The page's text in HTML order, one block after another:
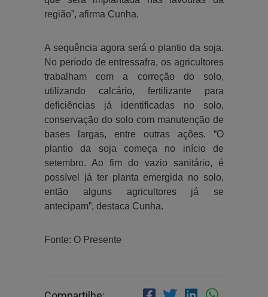
região”, afirma Cunha.
A sequência agora será o plantio da soja.
No período de entressafra, os agricultores
trabalham com a correção do solo,
utilizando calcário, fertilizante para
deficiências já identificadas no solo,
conservação do solo com manutenção de
bases largas, entre outras ações. “O
plantio da soja começa no início de
setembro. Ao fim do vazio sanitário, é
possível já ter planta emergida no solo,
então alguns agricultores já se
antecipam”, destaca Cunha.
Fonte: O Presente